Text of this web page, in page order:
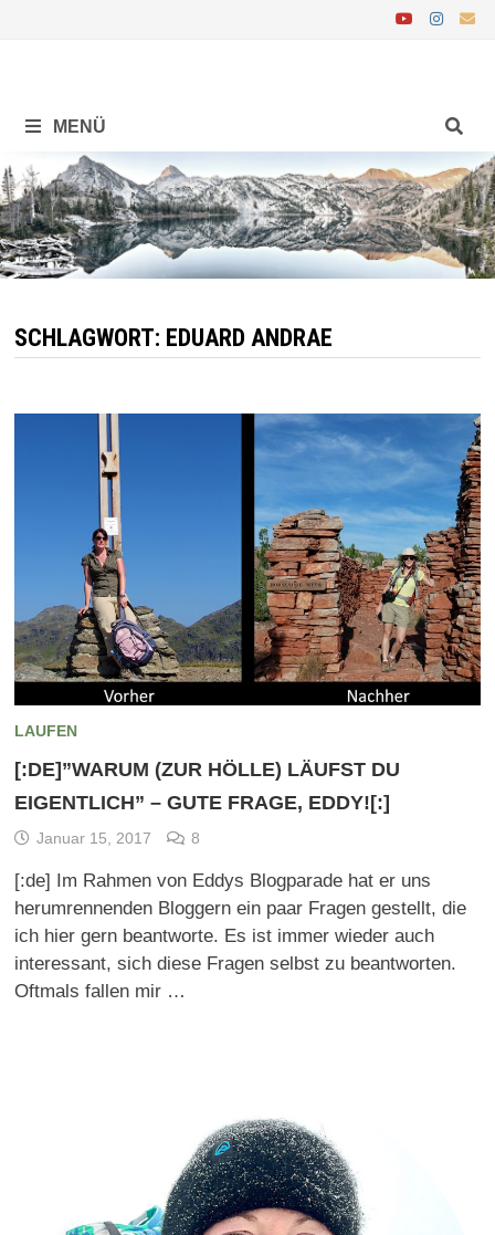
MENÜ
SCHLAGWORT: EDUARD ANDRAE
LAUFEN
[:DE]”WARUM (ZUR HÖLLE) LÄUFST DU
EIGENTLICH” – GUTE FRAGE, EDDY![:]
Januar 15, 2017 8
[:de] Im Rahmen von Eddys Blogparade hat er uns
herumrennenden Bloggern ein paar Fragen gestellt, die
ich hier gern beantworte. Es ist immer wieder auch
interessant, sich diese Fragen selbst zu beantworten.
Oftmals fallen mir …